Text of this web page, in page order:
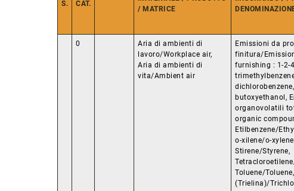
S. CAT.
/ MATRICE
0
Aria di ambienti di
lavoro/Workplace air,
Aria di ambienti di
vita/Ambient air
Emissioni da
finitura/
furnishing : 1-2-
butoxyethanol,
organovolatili
organic
Etilbenzene/
o-xilene/o-
Stirene/Styrene,
Toluene/
(Trielina)/